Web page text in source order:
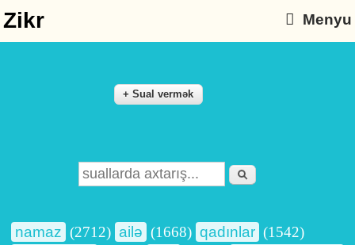
Zikr Menyu
Search form
Axtarış
namaz (2712) ailə (1668) qadınlar (1542)